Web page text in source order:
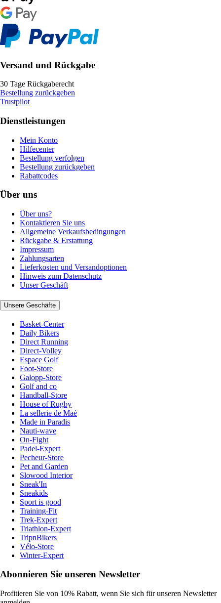
Versand und Rückgabe
30 Tage Rückgaberecht
Bestellung zurückgeben
Trustpilot
Dienstleistungen
Mein Konto
Hilfecenter
Bestellung verfolgen
Bestellung zurückgeben
Rabattcodes
Über uns
Über uns?
Kontaktieren Sie uns
Allgemeine Verkaufsbedingungen
Rückgabe & Erstattung
Impressum
Zahlungsarten
Lieferkosten und Versandoptionen
Hinweis zum Datenschutz
Unser Geschäft
Unsere Geschäfte
Basket-Center
Daily Bikers
Direct Running
Direct-Volley
Espace Golf
Foot-Store
Galopp-Store
Golf and co
Handball-Store
House of Rugby
La sellerie de Maé
Made in Paradis
Nauti-wave
On-Fight
Padel-Expert
Pecheur-Store
Pet and Garden
Slowood Interior
Sneak'In
Sneakids
Sport is good
Training-Fit
Trek-Expert
Triathlon-Expert
TripnBikers
Vélo-Store
Winter-Expert
Abonnieren Sie unseren Newsletter
Profitieren Sie von 10% Rabatt, wenn Sie sich für unseren Newsletter